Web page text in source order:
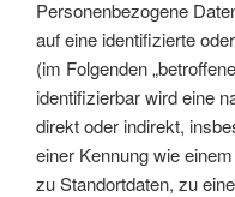
Personenbezogene
auf eine identifizierte
(im Folgenden
identifizierbar wird eine
direkt oder indirekt,
einer Kennung wie
zu Standortdaten, zu